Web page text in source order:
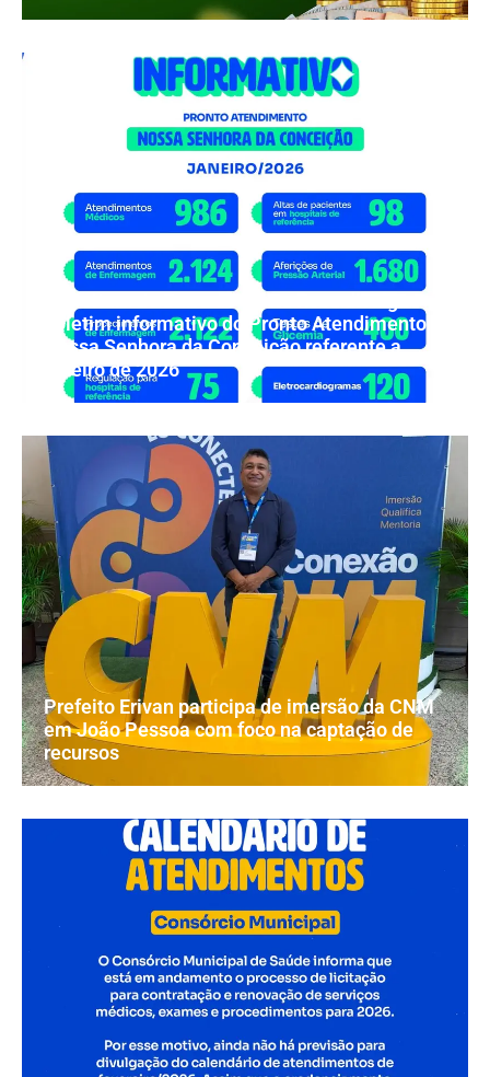
boletim informativo do Pronto Atendimento
Nossa Senhora da Conceição referente a
janeiro de 2026
Prefeito Erivan participa de imersão da CNM
em João Pessoa com foco na captação de
recursos